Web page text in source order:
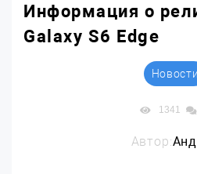
Информация о
Galaxy S6 Edge
Новости
1341
Автор: